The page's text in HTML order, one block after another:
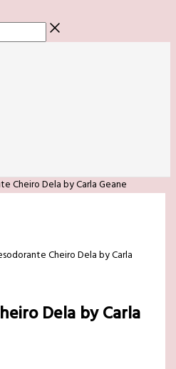
Cheiro Dela by Carla Geane
Cheiro Dela by Carla
Dela by Carla